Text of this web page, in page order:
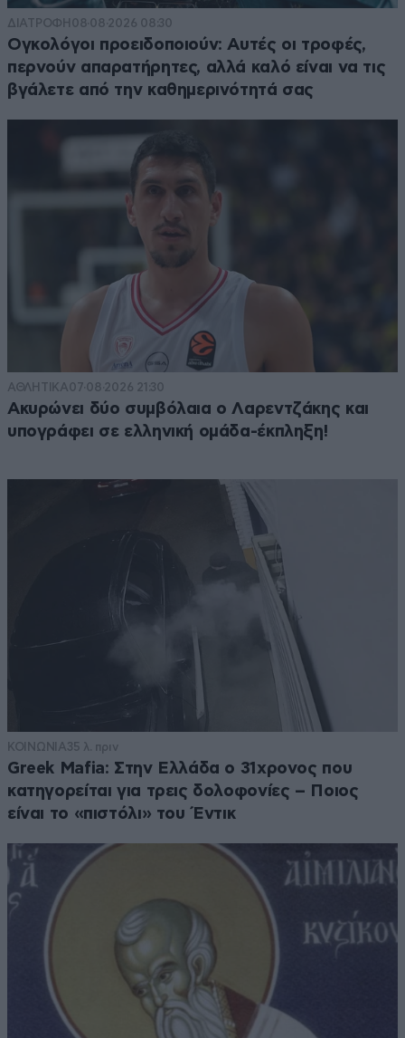
ΔΙΑΤΡΟΦΗ 08·08·2026 08:30
Ογκολόγοι προειδοποιούν: Αυτές οι τροφές,
περνούν απαρατήρητες, αλλά καλό είναι να τις
βγάλετε από την καθημερινότητά σας
ΑΘΛΗΤΙΚΑ07·08·2026 21:30
Ακυρώνει δύο συμβόλαια ο Λαρεντζάκης και
υπογράφει σε ελληνική ομάδα-έκπληξη!
ΚΟΙΝΩΝΙΑ35 λ. πριν
Greek Mafia: Στην Ελλάδα ο 31χρονος που
κατηγορείται για τρεις δολοφονίες – Ποιος
είναι το «πιστόλι» του Έντικ